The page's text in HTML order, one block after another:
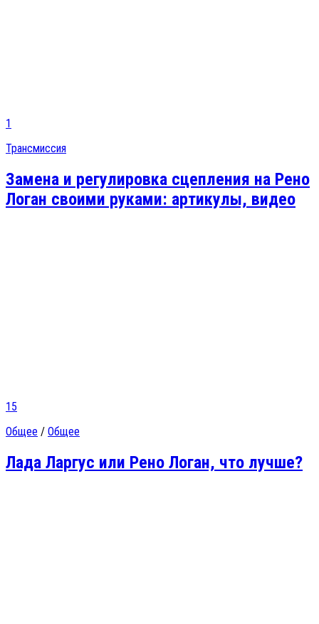
1
Трансмиссия
Замена и регулировка сцепления на Рено
Логан своими руками: артикулы, видео
15
Общее / Общее
Лада Ларгус или Рено Логан, что лучше?